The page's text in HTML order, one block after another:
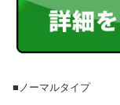
■ノーマルタイプ